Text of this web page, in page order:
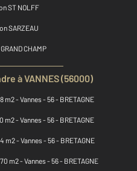
ST NOLFF
SARZEAU
CHAMP
à VANNES (56000)
- Vannes - 56 - BRETAGNE
- Vannes - 56 - BRETAGNE
m2 - Vannes - 56 - BRETAGNE
m2 - Vannes - 56 - BRETAGNE